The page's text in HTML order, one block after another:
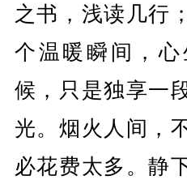
之书，浅读几行
个温暖瞬间，
候，只是独享一
光。烟火人间，
必花费太多。静